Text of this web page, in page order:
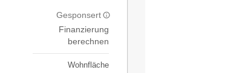
Gesponsert
Finanzierung
berechnen
Wohnfläche